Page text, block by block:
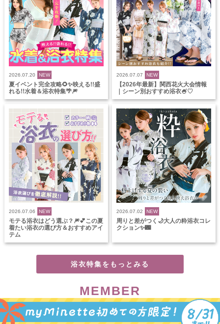
2026.07.20 NEW
夏イベント完全攻略🌻✨映える!!盛
れる!!水着＆浴衣特集🌴🎆
2026.07.07 NEW
【2026年最新】関西花火大会情報
｜シーン別おすすめ浴衣🍧♡
2026.07.06 NEW
モテる浴衣はどう選ぶ？🎆💕この夏
着たい浴衣の選び方＆おすすめアイ
テム
2026.07.02 NEW
周りと差がつく🌙大人の粋浴衣コレ
クション✨🌃
浴衣特集をもっとみる
MEMBER